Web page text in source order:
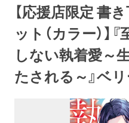
【応援店限定 書
ット（カラー）】
しない執着愛～
たされる～』ベ
アイドル
鉄道・バス